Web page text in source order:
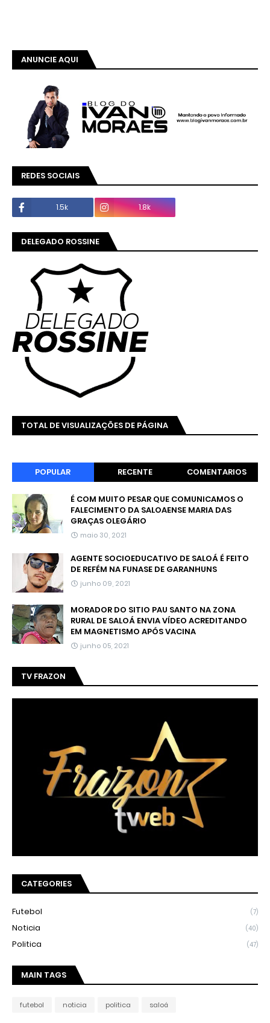
ANUNCIE AQUI
REDES SOCIAIS
1.5k 1.8k
DELEGADO ROSSINE
TOTAL DE VISUALIZAÇÕES DE PÁGINA
POPULAR RECENTE COMENTARIOS
É COM MUITO PESAR QUE COMUNICAMOS O
FALECIMENTO DA SALOAENSE MARIA DAS
GRAÇAS OLEGÁRIO
maio 30, 2021
AGENTE SOCIOEDUCATIVO DE SALOÁ É FEITO
DE REFÉM NA FUNASE DE GARANHUNS
junho 09, 2021
MORADOR DO SITIO PAU SANTO NA ZONA
RURAL DE SALOÁ ENVIA VÍDEO ACREDITANDO
EM MAGNETISMO APÓS VACINA
junho 05, 2021
TV FRAZON
CATEGORIES
Futebol (7)
Noticia (40)
Politica (47)
MAIN TAGS
futebol noticia politica saloá